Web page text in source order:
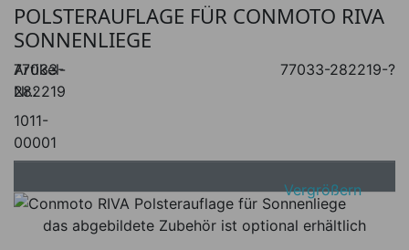
POLSTERAUFLAGE FÜR CONMOTO RIVA
SONNENLIEGE
Artikel-
Nr.:
1011-
00001
77033-
282219
77033-282219-?
Vergrößern
das abgebildete Zubehör ist optional erhältlich